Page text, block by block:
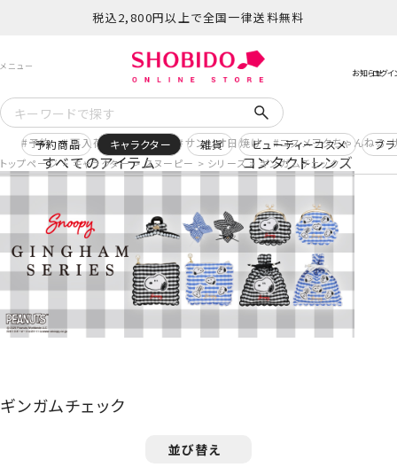
税込2,800円以上で全国一律送料無料
予約 再入荷 ヒロアカ サンリオ日焼け コスメヲタちゃんねる
すべてのアイテム コンタクトレンズ
予約商品 キャラクター 雑貨 ビューティーコスメ ブ
トップページ キャラクター スヌーピー シリーズ ギンガムチェック
ギンガムチェック
並び替え